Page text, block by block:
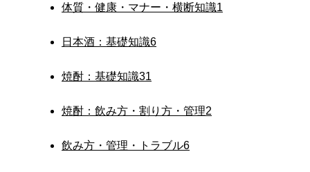
体質・健康・マナー・横断知識1
日本酒：基礎知識6
焼酎：基礎知識31
焼酎：飲み方・割り方・管理2
飲み方・管理・トラブル6